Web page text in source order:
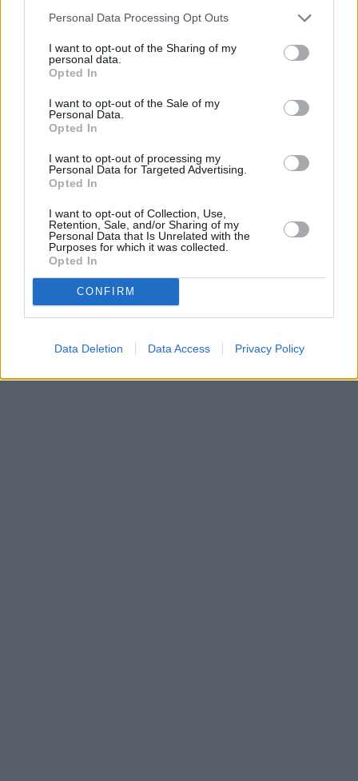
Personal Data Processing Opt Outs
I want to opt-out of the Sharing of my
personal data.
Opted In
I want to opt-out of the Sale of my
Personal Data.
Opted In
I want to opt-out of processing my
Personal Data for Targeted Advertising.
Opted In
I want to opt-out of Collection, Use,
Retention, Sale, and/or Sharing of my
Personal Data that Is Unrelated with the
Purposes for which it was collected.
Opted In
CONFIRM
Data Deletion Data Access Privacy Policy
Vybrané články
Prima sport - co nabídne v prvním
vysílacím týdnu
Kdy a kde bude Prima sport k
naladění na Skylinku
Parabola.cz- web o satelitní, terestrické a kabelové televizi, ©
O webu parabola.cz•O souborech cookies• Inzerce
Dovolená u moře